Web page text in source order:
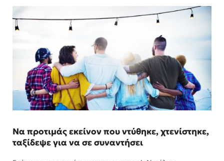
Να προτιμάς εκείνον που ντύθηκε, χτενίστηκε,
ταξίδεψε για να σε συναντήσει